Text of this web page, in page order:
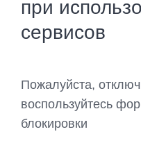
при
сервисов
Пожалуйста,
воспользуйтесь
блокировки